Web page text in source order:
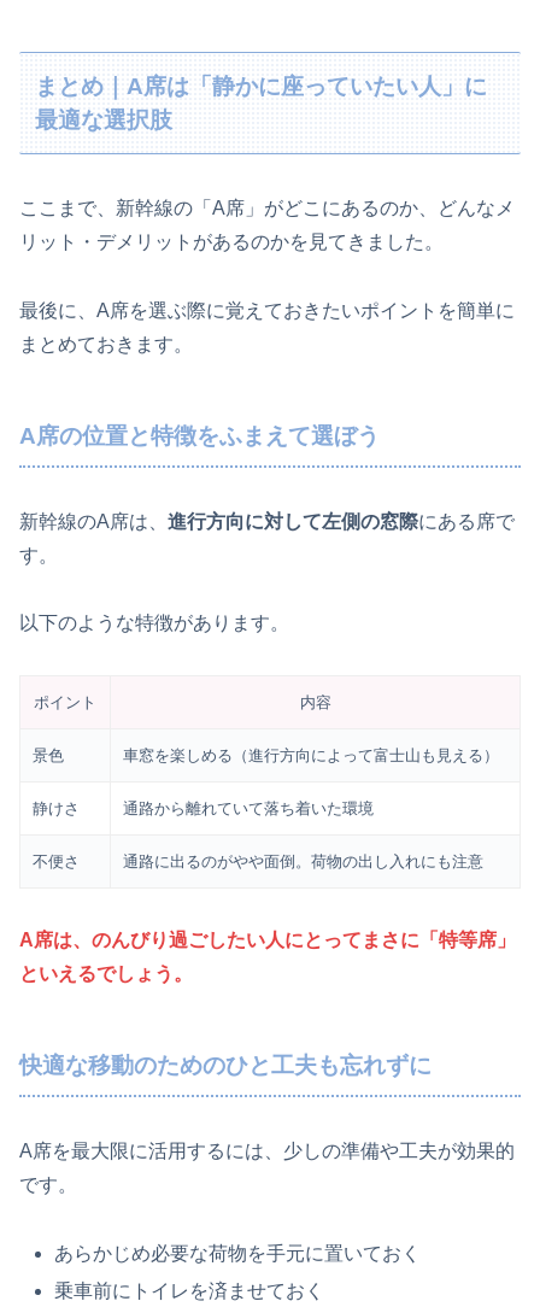
まとめ｜A席は「静かに座っていたい人」に
最適な選択肢
ここまで、新幹線の「A席」がどこにあるのか、どんなメ
リット・デメリットがあるのかを見てきました。
最後に、A席を選ぶ際に覚えておきたいポイントを簡単に
まとめておきます。
A席の位置と特徴をふまえて選ぼう
新幹線のA席は、 進行方向に対して左側の窓際にある席で
す。
以下のような特徴があります。
ポイント 内容
景色 車窓を楽しめる（進行方向によって富士山も見える）
静けさ 通路から離れていて落ち着いた環境
不便さ 通路に出るのがやや面倒。荷物の出し入れにも注意
A席は、のんびり過ごしたい人にとってまさに「特等席」
といえるでしょう。
快適な移動のためのひと工夫も忘れずに
A席を最大限に活用するには、少しの準備や工夫が効果的
です。
あらかじめ必要な荷物を手元に置いておく
乗車前にトイレを済ませておく